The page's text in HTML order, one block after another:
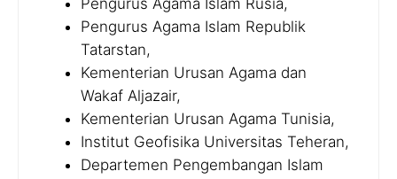
Pengurus Agama Islam Rusia,
Pengurus Agama Islam Republik
Tatarstan,
Kementerian Urusan Agama dan
Wakaf Aljazair,
Kementerian Urusan Agama Tunisia,
Institut Geofisika Universitas Teheran,
Departemen Pengembangan Islam